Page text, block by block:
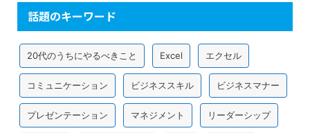
話題のキーワード
20代のうちにやるべきこと Excel エクセル
コミュニケーション ビジネススキル ビジネスマナー
プレゼンテーション マネジメント リーダーシップ